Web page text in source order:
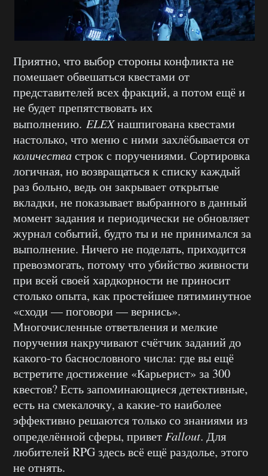
Приятно, что выбор стороны конфликта не
помешает обвешаться квестами от
представителей всех фракций, а потом ещё и
не будет препятствовать их
выполнению. ELEXнашпигована квестами
настолько, что меню с ними захлёбывается от
количествастрок с поручениями. Сортировка
логичная, но возвращаться к списку каждый
раз больно, ведь он закрывает открытые
вкладки, не показывает выбранного в данный
момент задания и периодически не обновляет
журнал событий, будто ты и не принимался за
выполнение. Ничего не поделать, приходится
превозмогать, потому что убийство живности
при всей своей хардкорности не приносит
столько опыта, как простейшее пятиминутное
«сходи — поговори — вернись».
Многочисленные ответвления и мелкие
поручения накручивают счётчик заданий до
какого-то баснословного числа: где вы ещё
встретите достижение «Карьерист» за 300
квестов? Есть запоминающиеся детективные,
есть на смекалочку, а какие-то наиболее
эффективно решаются только со знаниями из
определённой сферы, привет Fallout. Для
любителей RPG здесь всё ещё раздолье, этого
не отнять.